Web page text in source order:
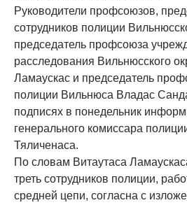
Руководители профсоюзов,
сотрудников полиции
председатель профсоюза
расследования Вильнюсского
Ламаускас и председатель
полиции Вильнюса Владас
подписях в понедельник
генерального комиссара
Тяличенаса.
По словам Витаутаса
треть сотрудников полиции,
средней цепи, согласна с